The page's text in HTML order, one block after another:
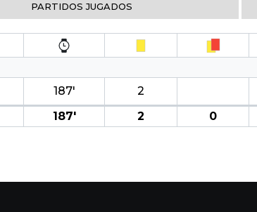
PARTIDOS JUGADOS
187′
2
187′ 2 0